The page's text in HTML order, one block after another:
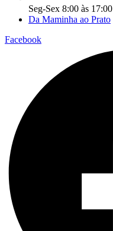
Seg-Sex 8:00 às 17:00
Da Maminha ao Prato
Facebook